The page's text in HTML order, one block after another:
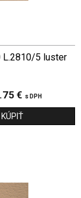
L.2810/5 luster
€ s DPH